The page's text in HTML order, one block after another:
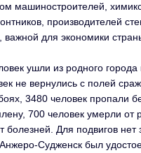
машиностроителей,
производителей
важной для экономики
ушли из родного
не вернулись с полей
3480 человек пропали
700 человек умерли от
болезней. Для подвигов
Судженск был